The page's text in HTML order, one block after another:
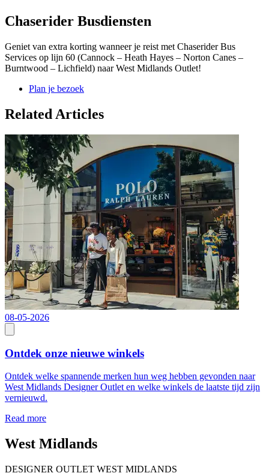
Chaserider Busdiensten
Geniet van extra korting wanneer je reist met Chaserider Bus
Services op lijn 60 (Cannock – Heath Hayes – Norton Canes –
Burntwood – Lichfield) naar West Midlands Outlet!
Plan je bezoek
Related Articles
08-05-2026
Ontdek onze nieuwe winkels
Ontdek welke spannende merken hun weg hebben gevonden naar
West Midlands Designer Outlet en welke winkels de laatste tijd zijn
vernieuwd.
Read more
West Midlands
DESIGNER OUTLET WEST MIDLANDS